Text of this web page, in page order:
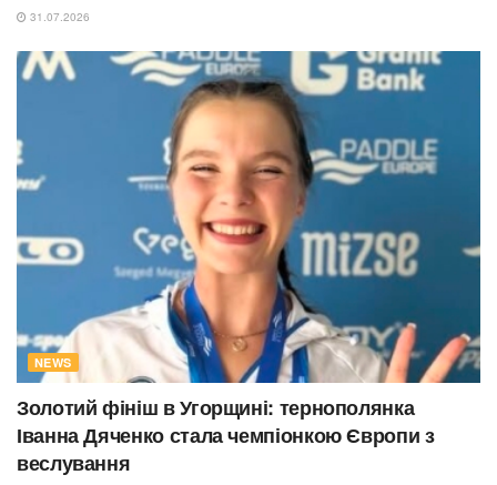
31.07.2026
NEWS
Золотий фініш в Угорщині: тернополянка
Іванна Дяченко стала чемпіонкою Європи з
веслування